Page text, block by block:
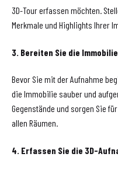
3D-Tour erfassen möchten.
Merkmale und Highlights Ihrer
3. Bereiten Sie die
Bevor Sie mit der Aufnahme
die Immobilie sauber und
Gegenstände und sorgen Sie
allen Räumen.
4. Erfassen Sie die 3D-